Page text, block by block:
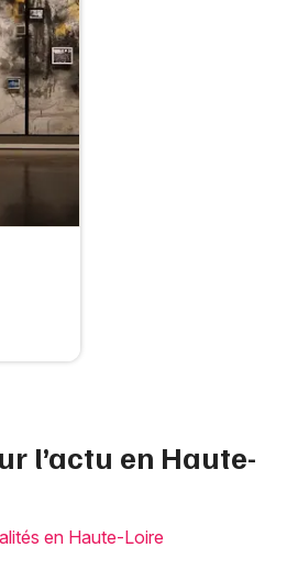
l’actu en Haute-
en Haute-Loire